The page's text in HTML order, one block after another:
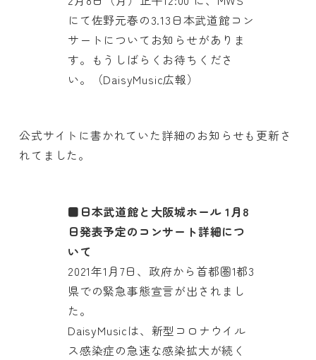
にて佐野元春の3.13日本武道館コン
サートについてお知らせがありま
す。もうしばらくお待ちくださ
い。（DaisyMusic広報）
公式サイトに書かれていた詳細のお知らせも更新さ
れてました。
■日本武道館と大阪城ホール 1月8
日発表予定のコンサート詳細につ
いて
2021年1月7日、政府から首都圏1都3
県での緊急事態宣言が出されまし
た。
DaisyMusicは、新型コロナウイル
ス感染症の急速な感染拡大が続く